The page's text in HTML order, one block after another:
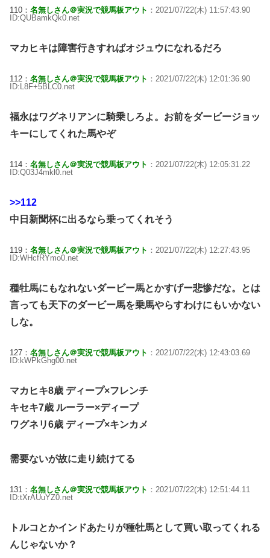
110： 名無しさん＠実況で競馬板アウト ：2021/07/22(木) 11:57:43.90
ID:QUBamkQk0.net
マカヒキは障害行きすればオジュウになれるだろ
112： 名無しさん＠実況で競馬板アウト ：2021/07/22(木) 12:01:36.90
ID:L8F+5BLC0.net
福永はワグネリアンに騎乗しろよ。お前をダービージョッ
キーにしてくれた馬やぞ
114： 名無しさん＠実況で競馬板アウト ：2021/07/22(木) 12:05:31.22
ID:Q03J4mkl0.net
>>112
中日新聞杯に出るなら乗ってくれそう
119： 名無しさん＠実況で競馬板アウト ：2021/07/22(木) 12:27:43.95
ID:WHcfRYmo0.net
種牡馬にもなれないダービー馬とかすげー悲惨だな。とは
言っても天下のダービー馬を乗馬やらすわけにもいかない
しな。
127： 名無しさん＠実況で競馬板アウト ：2021/07/22(木) 12:43:03.69
ID:kWPkGhg00.net
マカヒキ8歳 ディープ×フレンチ
キセキ7歳 ルーラー×ディープ
ワグネリ6歳 ディープ×キンカメ
需要ないが故に走り続けてる
131： 名無しさん＠実況で競馬板アウト ：2021/07/22(木) 12:51:44.11
ID:tXrAUuYZ0.net
トルコとかインドあたりが種牡馬として買い取ってくれる
んじゃないか？